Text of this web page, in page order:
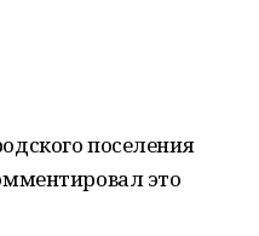
поселения
это